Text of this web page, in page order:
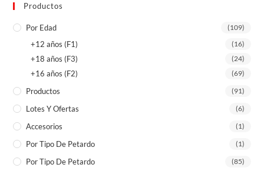
Productos
Por Edad (109)
+12 años (F1) (16)
+18 años (F3) (24)
+16 años (F2) (69)
Productos (91)
Lotes Y Ofertas (6)
Accesorios (1)
Por Tipo De Petardo (1)
Por Tipo De Petardo (85)